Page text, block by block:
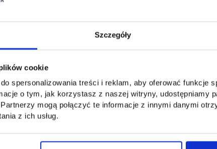
Szczegóły
cookie
spersonalizowania treści i reklam, aby oferować funkcje
o tym, jak korzystasz z naszej witryny, udostępniamy
mogą połączyć te informacje z innymi danymi
z ich usług.